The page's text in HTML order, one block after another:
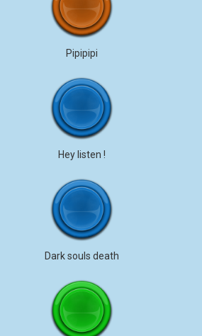
Pipipipi
Hey listen !
Dark souls death